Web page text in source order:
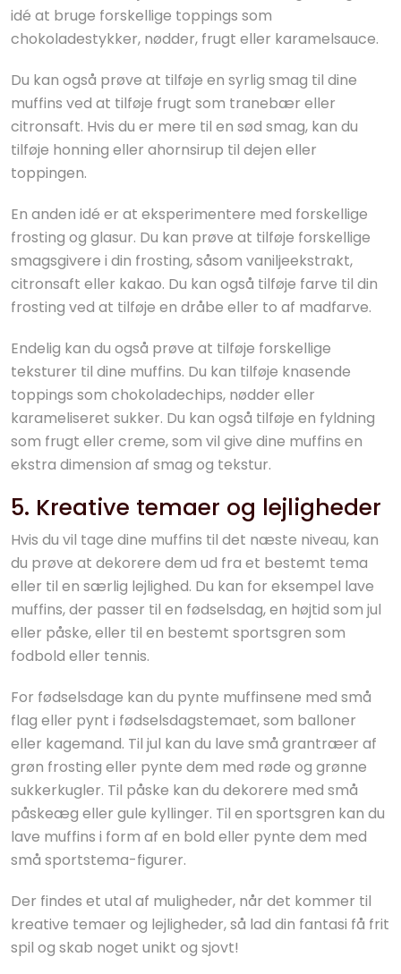
idé at bruge forskellige toppings som
chokoladestykker, nødder, frugt eller karamelsauce.
Du kan også prøve at tilføje en syrlig smag til dine
muffins ved at tilføje frugt som tranebær eller
citronsaft. Hvis du er mere til en sød smag, kan du
tilføje honning eller ahornsirup til dejen eller
toppingen.
En anden idé er at eksperimentere med forskellige
frosting og glasur. Du kan prøve at tilføje forskellige
smagsgivere i din frosting, såsom vaniljeekstrakt,
citronsaft eller kakao. Du kan også tilføje farve til din
frosting ved at tilføje en dråbe eller to af madfarve.
Endelig kan du også prøve at tilføje forskellige
teksturer til dine muffins. Du kan tilføje knasende
toppings som chokoladechips, nødder eller
karameliseret sukker. Du kan også tilføje en fyldning
som frugt eller creme, som vil give dine muffins en
ekstra dimension af smag og tekstur.
5. Kreative temaer og lejligheder
Hvis du vil tage dine muffins til det næste niveau, kan
du prøve at dekorere dem ud fra et bestemt tema
eller til en særlig lejlighed. Du kan for eksempel lave
muffins, der passer til en fødselsdag, en højtid som jul
eller påske, eller til en bestemt sportsgren som
fodbold eller tennis.
For fødselsdage kan du pynte muffinsene med små
flag eller pynt i fødselsdagstemaet, som balloner
eller kagemand. Til jul kan du lave små grantræer af
grøn frosting eller pynte dem med røde og grønne
sukkerkugler. Til påske kan du dekorere med små
påskeæg eller gule kyllinger. Til en sportsgren kan du
lave muffins i form af en bold eller pynte dem med
små sportstema-figurer.
Der findes et utal af muligheder, når det kommer til
kreative temaer og lejligheder, så lad din fantasi få frit
spil og skab noget unikt og sjovt!